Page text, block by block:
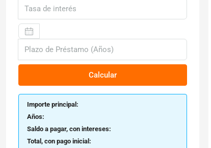
Calcular
Importe principal:
Años:
Saldo a pagar, con intereses:
Total, con pago inicial: